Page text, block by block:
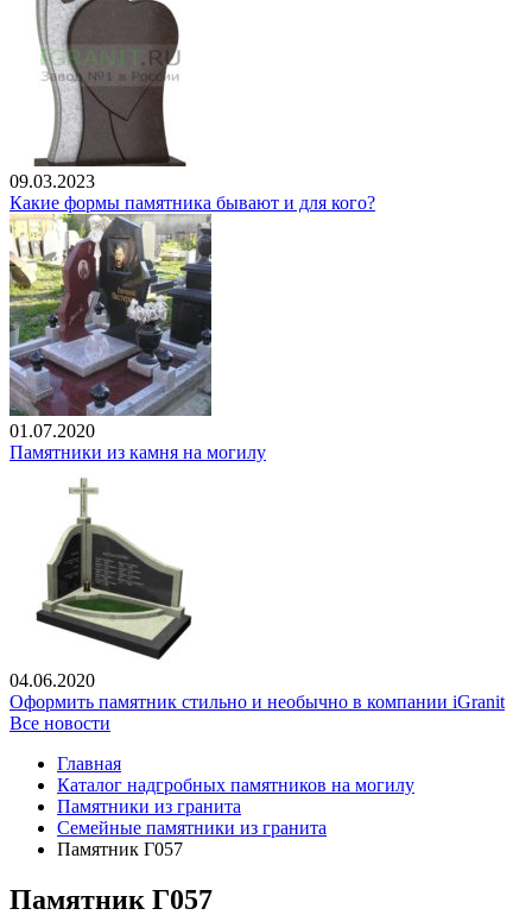
09.03.2023
Какие формы памятника бывают и для кого?
01.07.2020
Памятники из камня на могилу
04.06.2020
Оформить памятник стильно и необычно в компании iGranit
Все новости
Главная
Каталог надгробных памятников на могилу
Памятники из гранита
Семейные памятники из гранита
Памятник Г057
Памятник Г057